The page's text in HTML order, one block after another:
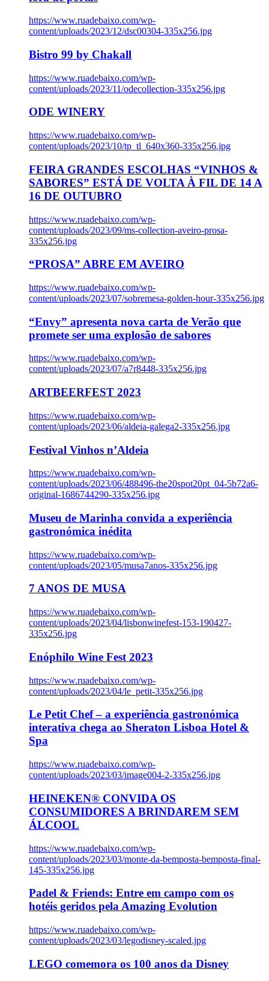
https://www.ruadebaixo.com/wp-
content/uploads/2023/12/dsc00304-335x256.jpg
Bistro 99 by Chakall
https://www.ruadebaixo.com/wp-
content/uploads/2023/11/odecollection-335x256.jpg
ODE WINERY
https://www.ruadebaixo.com/wp-
content/uploads/2023/10/tp_tl_640x360-335x256.jpg
FEIRA GRANDES ESCOLHAS “VINHOS &
SABORES” ESTÁ DE VOLTA À FIL DE 14 A
16 DE OUTUBRO
https://www.ruadebaixo.com/wp-
content/uploads/2023/09/ms-collection-aveiro-prosa-
335x256.jpg
“PROSA” ABRE EM AVEIRO
https://www.ruadebaixo.com/wp-
content/uploads/2023/07/sobremesa-golden-hour-335x256.jpg
“Envy” apresenta nova carta de Verão que
promete ser uma explosão de sabores
https://www.ruadebaixo.com/wp-
content/uploads/2023/07/a7r8448-335x256.jpg
ARTBEERFEST 2023
https://www.ruadebaixo.com/wp-
content/uploads/2023/06/aldeia-galega2-335x256.jpg
Festival Vinhos n’Aldeia
https://www.ruadebaixo.com/wp-
content/uploads/2023/06/488496-the20spot20pt_04-5b72a6-
original-1686744290-335x256.jpg
Museu de Marinha convida a experiência
gastronómica inédita
https://www.ruadebaixo.com/wp-
content/uploads/2023/05/musa7anos-335x256.jpg
7 ANOS DE MUSA
https://www.ruadebaixo.com/wp-
content/uploads/2023/04/lisbonwinefest-153-190427-
335x256.jpg
Enóphilo Wine Fest 2023
https://www.ruadebaixo.com/wp-
content/uploads/2023/04/le_petit-335x256.jpg
Le Petit Chef – a experiência gastronómica
interativa chega ao Sheraton Lisboa Hotel &
Spa
https://www.ruadebaixo.com/wp-
content/uploads/2023/03/image004-2-335x256.jpg
HEINEKEN® CONVIDA OS
CONSUMIDORES A BRINDAREM SEM
ÁLCOOL
https://www.ruadebaixo.com/wp-
content/uploads/2023/03/monte-da-bemposta-bemposta-final-
145-335x256.jpg
Padel & Friends: Entre em campo com os
hotéis geridos pela Amazing Evolution
https://www.ruadebaixo.com/wp-
content/uploads/2023/03/legodisney-scaled.jpg
LEGO comemora os 100 anos da Disney